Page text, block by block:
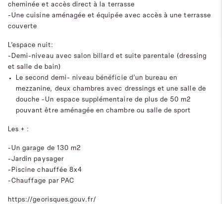
cheminée et accès direct à la terrasse
-Une cuisine aménagée et équipée avec accès à une terrasse
couverte
L’espace nuit:
-Demi-niveau avec salon billard et suite parentale (dressing
et salle de bain)
Le second demi- niveau bénéficie d’un bureau en
mezzanine, deux chambres avec dressings et une salle de
douche -Un espace supplémentaire de plus de 50 m2
pouvant être aménagée en chambre ou salle de sport
Les + :
-Un garage de 130 m2
-Jardin paysager
-Piscine chauffée 8x4
-Chauffage par PAC
https://georisques.gouv.fr/